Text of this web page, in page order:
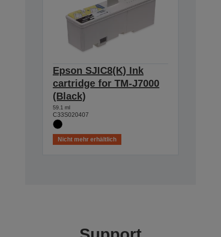
Epson SJIC8(K) Ink
cartridge for TM-J7000
(Black)
59.1 ml
C33S020407
Nicht mehr erhältlich